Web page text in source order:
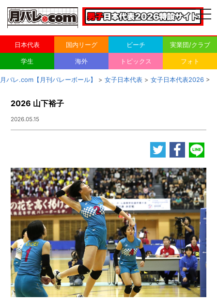
日本代表 国内リーグ ビーチ 実業団/クラブ
学生 海外 トピックス フォト
月バレ.com【月刊バレーボール】 > 女子日本代表 > 女子日本代表2026 >
2026 山下裕子
2026.05.15